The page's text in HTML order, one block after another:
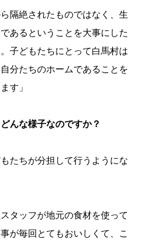
隔絶されたものではなく、生
あるということを大事にした
子どもたちにとって白馬村は
分たちのホームであることを
す」
んな様子なのですか？
たちが分担して行うようにな
タッフが地元の食材を使って
が毎回とてもおいしくて、こ